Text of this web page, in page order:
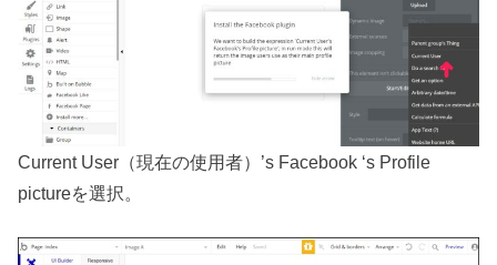
Current User（現在の使用者）’s Facebook ‘s Profile
pictureを選択。